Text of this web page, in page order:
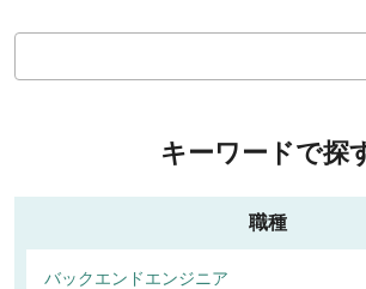
キーワードで探
職種
バックエンドエンジニア